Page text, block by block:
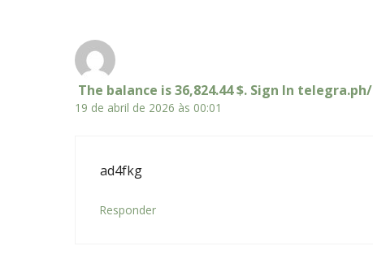
The balance is 36,824.44 $. Sign In
19 de abril de 2026 às 00:01
ad4fkg
Responder